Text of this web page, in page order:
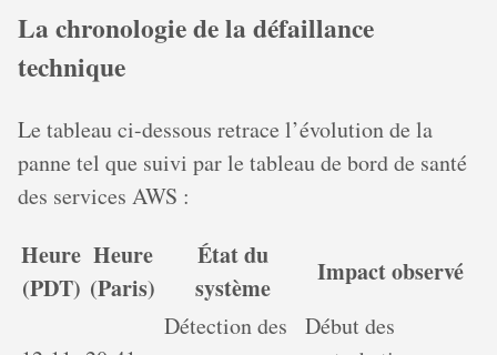
La chronologie de la défaillance
technique
Le tableau ci-dessous retrace l’évolution de la
panne tel que suivi par le tableau de bord de santé
des services AWS :
Heure
(PDT)
Heure
(Paris)
État du
système
Impact observé
Détection des
Début des